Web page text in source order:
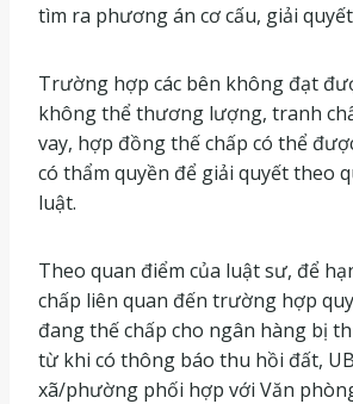
tìm ra phương án cơ cấu, giải
Trường hợp các bên không đạt
không thể thương lượng, tranh
vay, hợp đồng thế chấp có thể
có thẩm quyền để giải quyết theo
luật.
Theo quan điểm của luật sư, để
chấp liên quan đến trường hợp
đang thế chấp cho ngân hàng bị
từ khi có thông báo thu hồi đất,
xã/phường phối hợp với Văn